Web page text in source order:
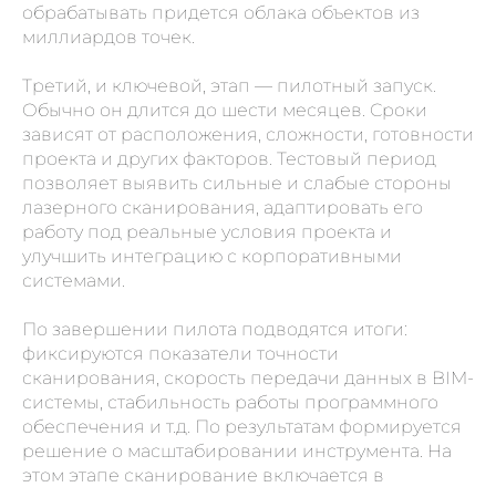
обрабатывать придется облака объектов из
миллиардов точек.
Третий, и ключевой, этап — пилотный запуск.
Обычно он длится до шести месяцев. Сроки
зависят от расположения, сложности, готовности
проекта и других факторов. Тестовый период
позволяет выявить сильные и слабые стороны
лазерного сканирования, адаптировать его
работу под реальные условия проекта и
улучшить интеграцию с корпоративными
системами.
По завершении пилота подводятся итоги:
фиксируются показатели точности
сканирования, скорость передачи данных в BIM-
системы, стабильность работы программного
обеспечения и т.д. По результатам формируется
решение о масштабировании инструмента. На
этом этапе сканирование включается в